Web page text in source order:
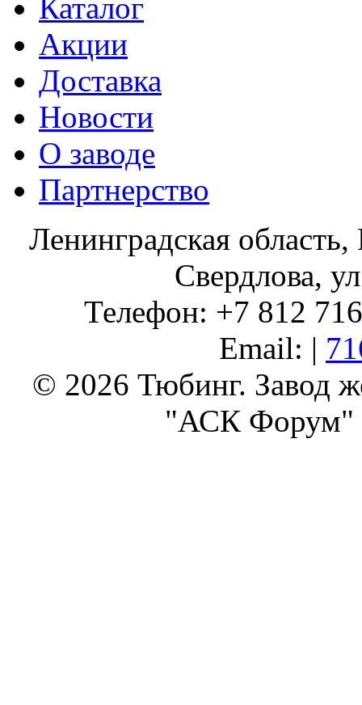
Каталог
Акции
Доставка
Новости
О заводе
Партнерство
Ленинградская
Свердлова,
Телефон: +7 812
Email: |
© 2026 Тюбинг. Завод
"АСК Форум"